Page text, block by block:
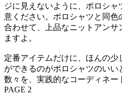
ジに見えないように、ポロシ
意ください。ポロシャツと同
合わせて、上品なニットアンサ
ますよ。
定番アイテムだけに、ほんの少
ができるのがポロシャツのい
数々を、実践的なコーディネー
PAGE 2